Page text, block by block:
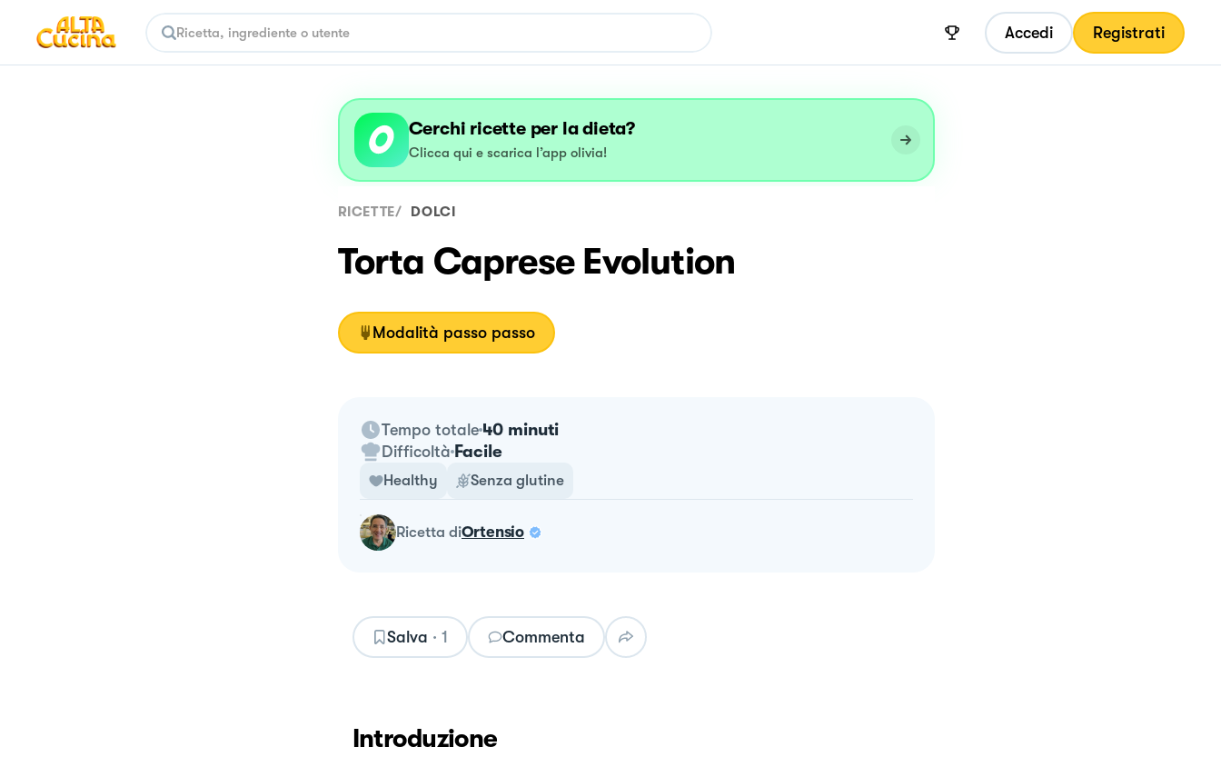
Accedi Registrati
Cerchi ricette per la dieta?
Clicca qui e scarica l’app olivia!
RICETTE/ DOLCI
Torta Caprese Evolution
Modalità passo passo
Tempo totale 40 minuti
Difficoltà Facile
Healthy Senza glutine
ricetta diOrtensio
Salva · 1 Commenta
Introduzione